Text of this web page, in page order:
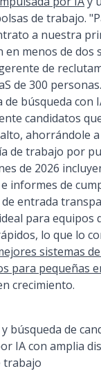
de trabajo.
a nuestra
menos de dos
de
de 300
búsqueda con
candidatos
ahorrándole
de trabajo por
de 2026
informes de
entrada
para equipos
lo que lo
sistemas
para pequeñas
crecimiento.
búsqueda de
IA con amplia
trabajo